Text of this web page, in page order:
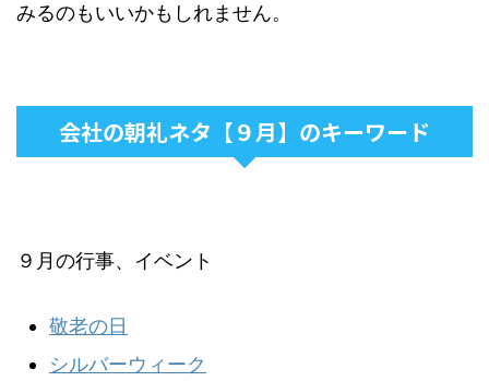
みるのもいいかもしれません。
会社の朝礼ネタ【９月】のキーワード
９月の行事、イベント
敬老の日
シルバーウィーク